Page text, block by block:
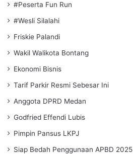
#Peserta Fun Run
#Wesli Silalahi
Friskie Palandi
Wakil Walikota Bontang
Ekonomi Bisnis
Tarif Parkir Resmi Sebesar Ini
Anggota DPRD Medan
Godfried Effendi Lubis
Pimpin Pansus LKPJ
Siap Bedah Penggunaan APBD 2025